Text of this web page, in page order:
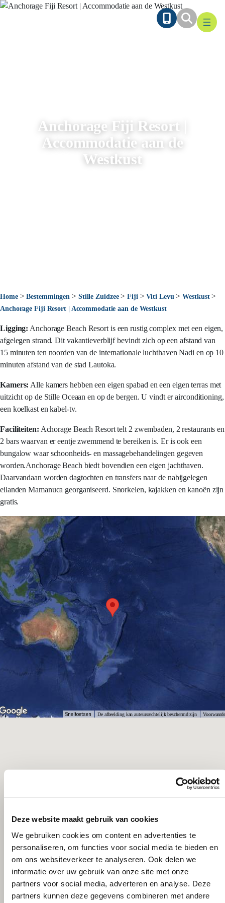
Deze website maakt gebruik van cookies
We gebruiken cookies om content en advertenties te
personaliseren, om functies voor social media te bieden en
om ons websiteverkeer te analyseren. Ook delen we
informatie over uw gebruik van onze site met onze
partners voor social media, adverteren en analyse. Deze
partners kunnen deze gegevens combineren met andere
Ga
Anchorage Fiji Resort |
Accommodatie aan de
Westkust
Home>Bestemmingen > Stille Zuidzee>Fiji >Viti Levu >Westkust>
Anchorage Fiji Resort | Accommodatie aan de Westkust
Ligging: Anchorage Beach Resort is een rustig complex met een eigen,
afgelegen strand. Dit vakantieverblijf bevindt zich op een afstand van
15 minuten ten noorden van de internationale luchthaven Nadi en op 10
minuten afstand van de stad Lautoka.
Kamers: Alle kamers hebben een eigen spabad en een eigen terras met
uitzicht op de Stille Oceaan en op de bergen. U vindt er airconditioning,
een koelkast en kabel-tv.
Faciliteiten: Achorage Beach Resort telt 2 zwembaden, 2 restaurants en
2 bars waarvan er eentje zwemmend te bereiken is. Er is ook een
bungalow waar schoonheids- en massagebehandelingen gegeven
worden.Anchorage Beach biedt bovendien een eigen jachthaven.
Daarvandaan worden dagtochten en transfers naar de nabijgelegen
eilanden Mamanuca georganiseerd. Snorkelen, kajakken en kanoën zijn
gratis.
Sneltoetsen De afbeelding kan auteursrechtelijk beschermd zijn